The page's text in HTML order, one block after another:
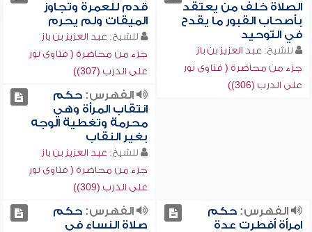
الصلاة خلف من يعتقد
بأصحاب القبور ما يقدح
في التوحيد
للشيخ: عبد العزيز بن باز
جزء من محاضرة ( فتاوى نور
على الدرب (306))
قدم للعمرة وتجاوز
الميقات ولم يحرم
للشيخ: عبد العزيز بن باز
جزء من محاضرة ( فتاوى نور
على الدرب (307))
الفهرس:حكم
انتقاب المرأة وهي
محرمة وتغطية الوجه
بغير النقاب
للشيخ: عبد العزيز بن باز
جزء من محاضرة ( فتاوى نور
على الدرب (309))
الفهرس:حكم
امرأة أفطرت عدة
الفهرس:حكم
صلاة النساء في